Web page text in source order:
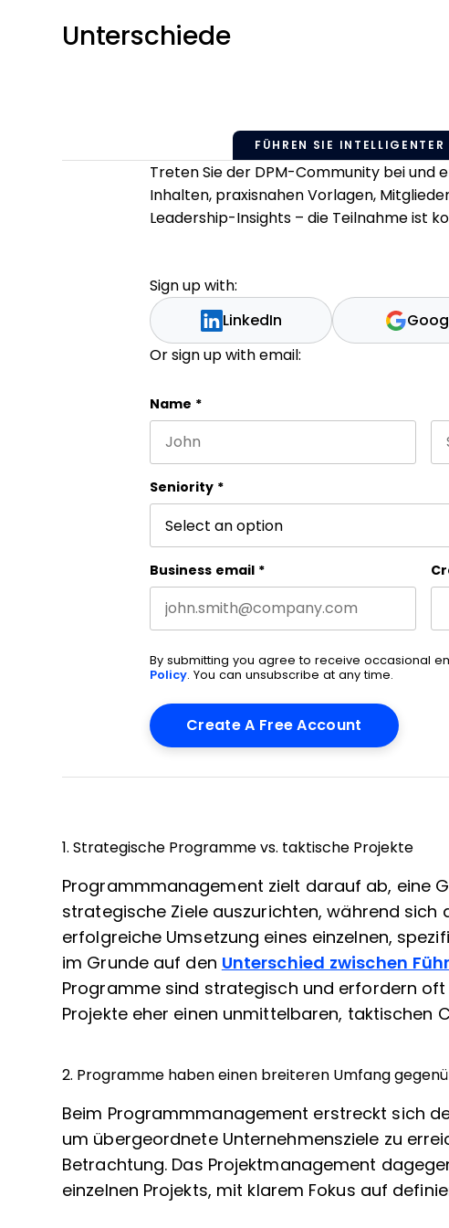
Unterschiede
FÜHREN SIE
Treten Sie der DPM-Community bei und
Inhalten, praxisnahen Vorlagen,
Leadership-Insights – die Teilnahme ist
Sign up with:
LinkedIn
Or sign up with email:
Facebook
This field is for validation purposes and
Name *
Seniority *
Business email *
By submitting you agree to receive occasional
Policy. You can unsubscribe at any time.
1. Strategische Programme vs. taktische Projekte
Programmmanagement zielt darauf ab, eine
strategische Ziele auszurichten, während
erfolgreiche Umsetzung eines einzelnen,
im Grunde auf den Unterschied zwischen
Programme sind strategisch und erfordern
Projekte eher einen unmittelbaren, taktischen
2. Programme haben einen breiteren Umfang
Beim Programmmanagement erstreckt sich
um übergeordnete Unternehmensziele zu
Betrachtung. Das Projektmanagement
einzelnen Projekts, mit klarem Fokus auf